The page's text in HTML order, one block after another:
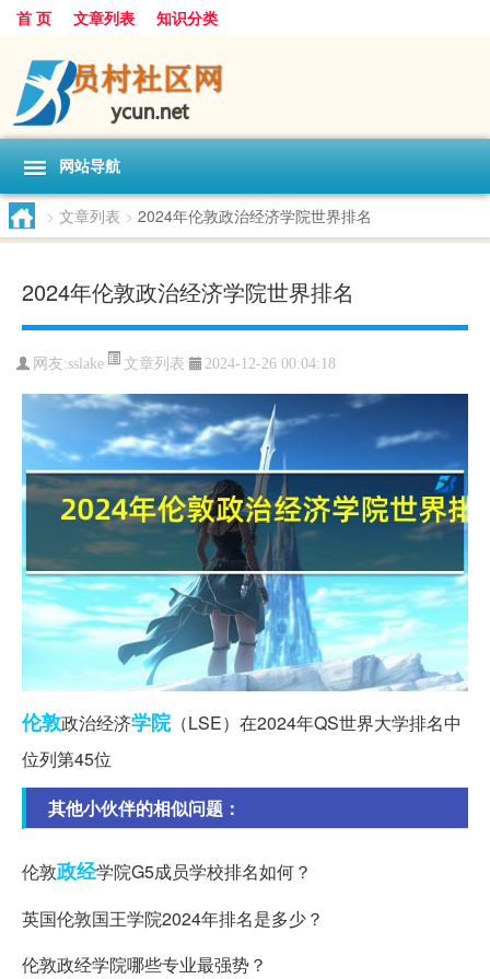
首 页 文章列表 知识分类
网站导航
> 文章列表 > 2024年伦敦政治经济学院世界排名
2024年伦敦政治经济学院世界排名
网友:sslake 文章列表 2024-12-26 00:04:18
伦敦政治经济学院（LSE）在2024年QS世界大学排名中
位列第45位
其他小伙伴的相似问题：
伦敦政经学院G5成员学校排名如何？
英国伦敦国王学院2024年排名是多少？
伦敦政经学院哪些专业最强势？